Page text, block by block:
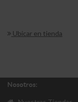
Ubicar en tienda
Nosotros: